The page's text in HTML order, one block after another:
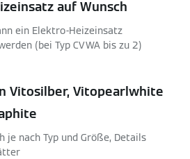
auf Wunsch
ein Elektro-Heizeinsatz
(bei Typ CVWA bis zu 2)
Vitosilber, Vitopearlwhite
je nach Typ und Größe, Details